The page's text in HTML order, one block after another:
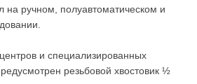
на ручном, полуавтоматическом и
и специализированных
резьбовой хвостовик ½